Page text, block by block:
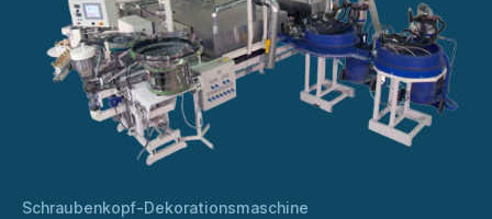
Schraubenkopf-Dekorationsmaschine